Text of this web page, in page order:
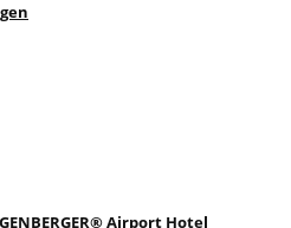
Airport Hotel